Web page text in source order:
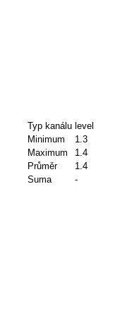
Typ kanálu level
Minimum
1.3
Maximum
1.4
Průměr
1.4
Suma
-